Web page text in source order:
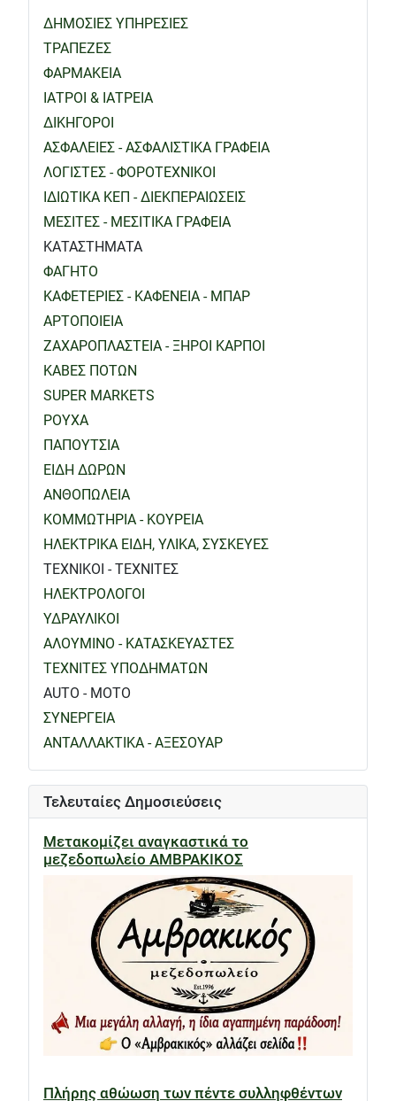
ΔΗΜΟΣΙΕΣ ΥΠΗΡΕΣΙΕΣ
ΤΡΑΠΕΖΕΣ
ΦΑΡΜΑΚΕΙΑ
ΙΑΤΡΟΙ & ΙΑΤΡΕΙΑ
ΔΙΚΗΓΟΡΟΙ
ΑΣΦΑΛΕΙΕΣ - ΑΣΦΑΛΙΣΤΙΚΑ ΓΡΑΦΕΙΑ
ΛΟΓΙΣΤΕΣ - ΦΟΡΟΤΕΧΝΙΚΟΙ
ΙΔΙΩΤΙΚΑ ΚΕΠ - ΔΙΕΚΠΕΡΑΙΩΣΕΙΣ
ΜΕΣΙΤΕΣ - ΜΕΣΙΤΙΚΑ ΓΡΑΦΕΙΑ
ΚΑΤΑΣΤΗΜΑΤΑ
ΦΑΓΗΤΟ
ΚΑΦΕΤΕΡΙΕΣ - ΚΑΦΕΝΕΙΑ - ΜΠΑΡ
ΑΡΤΟΠΟΙΕΙΑ
ΖΑΧΑΡΟΠΛΑΣΤΕΙΑ - ΞΗΡΟΙ ΚΑΡΠΟΙ
ΚΑΒΕΣ ΠΟΤΩΝ
SUPER MARKETS
ΡΟΥΧΑ
ΠΑΠΟΥΤΣΙΑ
ΕΙΔΗ ΔΩΡΩΝ
ΑΝΘΟΠΩΛΕΙΑ
ΚΟΜΜΩΤΗΡΙΑ - ΚΟΥΡΕΙΑ
ΗΛΕΚΤΡΙΚΑ ΕΙΔΗ, ΥΛΙΚΑ, ΣΥΣΚΕΥΕΣ
ΤΕΧΝΙΚΟΙ - ΤΕΧΝΙΤΕΣ
ΗΛΕΚΤΡΟΛΟΓΟΙ
ΥΔΡΑΥΛΙΚΟΙ
ΑΛΟΥΜΙΝΟ - ΚΑΤΑΣΚΕΥΑΣΤΕΣ
ΤΕΧΝΙΤΕΣ ΥΠΟΔΗΜΑΤΩΝ
AUTO - MOTO
ΣΥΝΕΡΓΕΙΑ
ΑΝΤΑΛΛΑΚΤΙΚΑ - ΑΞΕΣΟΥΑΡ
Τελευταίες Δημοσιεύσεις
Μετακομίζει αναγκαστικά το
μεζεδοπωλείο ΑΜΒΡΑΚΙΚΟΣ
Πλήρης αθώωση των πέντε συλληφθέντων